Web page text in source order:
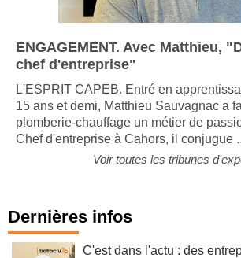
ENGAGEMENT. Avec Matthieu,
chef d'entreprise"
L'ESPRIT CAPEB. Entré en
15 ans et demi, Matthieu Sauvagnac a
plomberie-chauffage un métier de
Chef d'entreprise à Cahors, il conjugue
Voir toutes les tribunes
Dernières infos
C'est dans l'actu : des